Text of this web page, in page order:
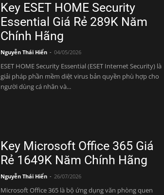
Key ESET HOME Security
Essential Giá Rẻ 289K Năm
Chính Hãng
Nguyễn Thái Hiển - 04/05/2026
ESET HOME Security Essential (ESET Internet Security) là
giải pháp phần mềm diệt virus bản quyền phù hợp cho
người dùng cá nhân và...
Key Microsoft Office 365 Giá
Rẻ 1649K Năm Chính Hãng
Nguyễn Thái Hiển - 26/07/2026
Microsoft Office 365 là bộ ứng dụng văn phòng quen